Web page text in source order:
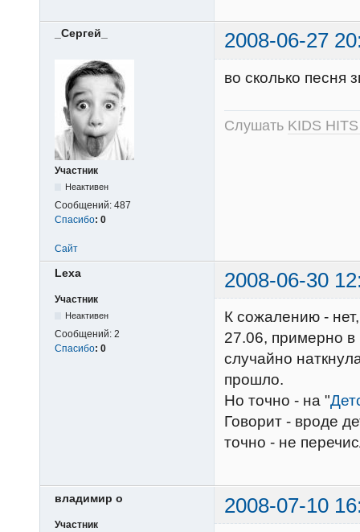
_Сергей_ 2008-06-27
Участник
Неактивен
Сообщений: 487
Спасибо: 0
во сколько песня
Слушать KIDS
Сайт
Lexa 2008-06-30
Участник
Неактивен
Сообщений: 2
Спасибо: 0
К сожалению -
27.06, примерно
случайно
прошло.
Но точно - на "
Говорит - вроде
точно - не
владимир о 2008-07-10
Участник